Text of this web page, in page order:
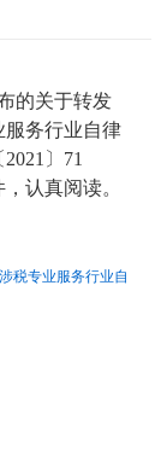
的关于转发
服务行业自律
〕71
认真阅读。
税专业服务行业自